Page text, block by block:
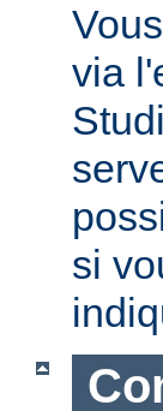
via
si